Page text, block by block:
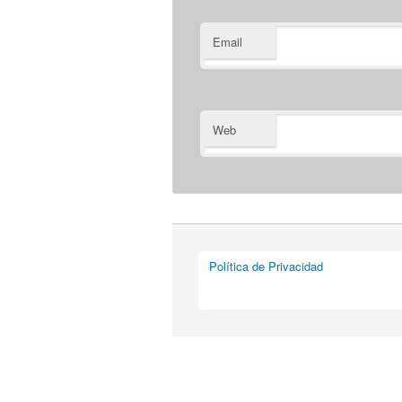
Email
Web
Política de Privacidad